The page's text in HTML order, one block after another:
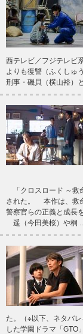
西テレビ／フジテレビ
よりも復讐（ふくしゅ
刑事・磯貝（横山裕）
「クロスロード ～救
された。 本作は、救
警察官らの正義と成長
遥（今田美桜）や桐
た。（※以下、ネタバ
した学園ドラマ「GTO